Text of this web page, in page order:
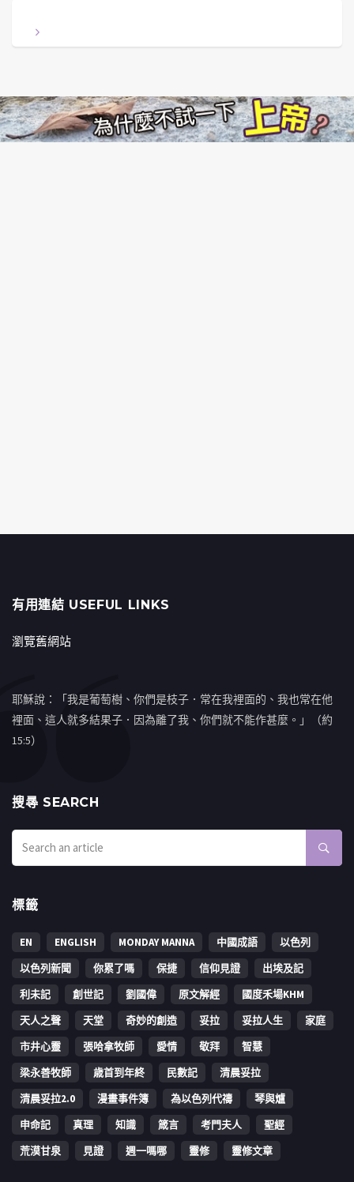
有用連結 USEFUL LINKS
瀏覽舊網站
耶穌說：「我是葡萄樹、你們是枝子．常在我裡面的、我也常在他
裡面、這人就多結果子．因為離了我、你們就不能作甚麼。」（約
15:5）
搜㝷 SEARCH
標籤
EN ENGLISH MONDAY MANNA 中國成語
以色列
以色列新聞
你累了嗎 保捷 信仰見證
出埃及記
利未記
創世記 劉國偉 原文解經
國度禾場KHM
天人之聲
天堂 奇妙的創造 妥拉 妥拉人生
家庭
市井心靈
張哈拿牧師 愛情 敬拜
智慧
梁永善牧師
歳首到年終 民數記
清晨妥拉
清晨妥拉2.0
漫畫事件簿 為以色列代禱
琴與爐
申命記
真理 知識 箴言 考門夫人
聖經
荒漠甘泉
見證 週一嗎哪 靈修 靈修文章